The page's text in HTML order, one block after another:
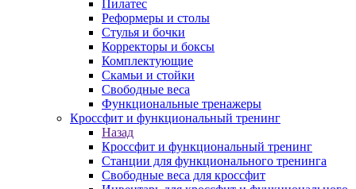
Пилатес
Реформеры и столы
Стулья и бочки
Корректоры и боксы
Комплектующие
Скамьи и стойки
Свободные веса
Функциональные тренажеры
Кроссфит и функциональный тренинг
Назад
Кроссфит и функциональный тренинг
Станции для функционального тренинга
Свободные веса для кроссфит